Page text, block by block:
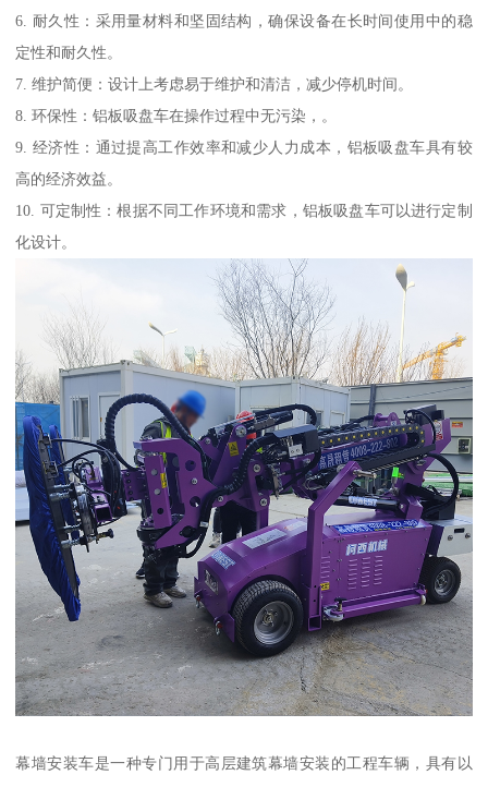
6. 耐久性：采用量材料和坚固结构，确保设备在长时间使用中的稳
定性和耐久性。
7. 维护简便：设计上考虑易于维护和清洁，减少停机时间。
8. 环保性：铝板吸盘车在操作过程中无污染，。
9. 经济性：通过提高工作效率和减少人力成本，铝板吸盘车具有较
高的经济效益。
10. 可定制性：根据不同工作环境和需求，铝板吸盘车可以进行定制
化设计。
幕墙安装车是一种专门用于高层建筑幕墙安装的工程车辆，具有以